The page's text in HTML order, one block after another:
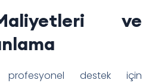
ve
destek için